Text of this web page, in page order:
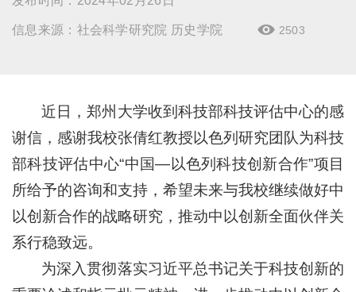
信息来源：社会科学研究院 历史学院  2503
近日，郑州大学收到科技部科技评估中心的感
谢信，感谢我校张倩红教授以色列研究团队为科技
部科技评估中心“中国—以色列科技创新合作”项目
所给予的咨询和支持，希望未来与我校继续做好中
以创新合作的战略研究，推动中以创新全面伙伴关
系行稳致远。
为深入贯彻落实习近平总书记关于科技创新的